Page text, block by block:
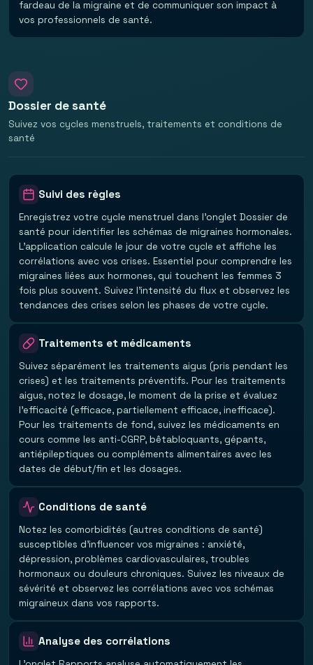
fardeau de la migraine et de communiquer son impact à
vos professionnels de santé.
Dossier de santé
Suivez vos cycles menstruels, traitements et conditions de
santé
Suivi des règles
Enregistrez votre cycle menstruel dans l'onglet Dossier de
santé pour identifier les schémas de migraines hormonales.
L'application calcule le jour de votre cycle et affiche les
corrélations avec vos crises. Essentiel pour comprendre les
migraines liées aux hormones, qui touchent les femmes 3
fois plus souvent. Suivez l'intensité du flux et observez les
tendances des crises selon les phases de votre cycle.
Traitements et médicaments
Suivez séparément les traitements aigus (pris pendant les
crises) et les traitements préventifs. Pour les traitements
aigus, notez le dosage, le moment de la prise et évaluez
l'efficacité (efficace, partiellement efficace, inefficace).
Pour les traitements de fond, suivez les médicaments en
cours comme les anti-CGRP, bêtabloquants, gépants,
antiépileptiques ou compléments alimentaires avec les
dates de début/fin et les dosages.
Conditions de santé
Notez les comorbidités (autres conditions de santé)
susceptibles d'influencer vos migraines : anxiété,
dépression, problèmes cardiovasculaires, troubles
hormonaux ou douleurs chroniques. Suivez les niveaux de
sévérité et observez les corrélations avec vos schémas
migraineux dans vos rapports.
Analyse des corrélations